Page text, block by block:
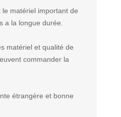
matériel important de
a la longue durée.
matériel et qualité de
commander la
étrangère et bonne